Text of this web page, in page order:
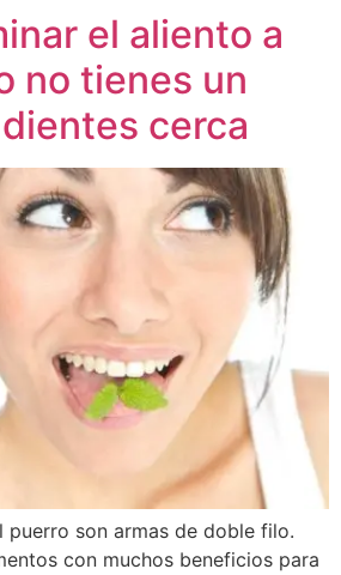
el aliento a
no tienes un
cerca
puerro son armas de doble filo.
con muchos beneficios para